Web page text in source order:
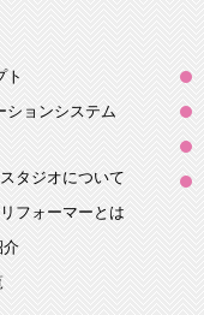
ト
ションシステム
タジオについて
フォーマーとは
介